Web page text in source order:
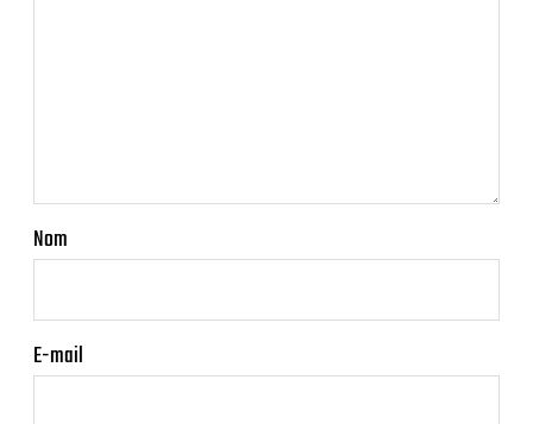
Nom
E-mail